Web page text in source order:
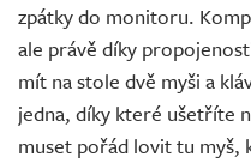
zpátky do monitoru.
ale právě díky
mít na stole dvě myši a
jedna, díky které ušetříte
muset pořád lovit tu